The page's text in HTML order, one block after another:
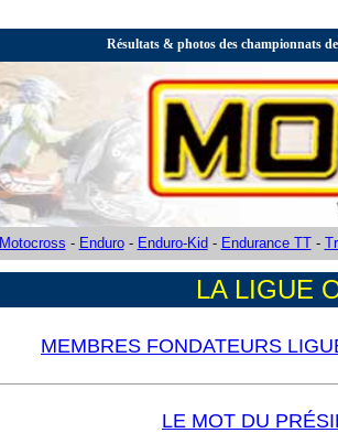
Résultats & photos des championnats
Motocross - Enduro- Enduro-Kid - Endurance TT-
LA LIGUE
MEMBRES FONDATEURS
LE MOT DU